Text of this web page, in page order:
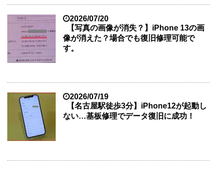
2026/07/20
【写真の画像が消失？】iPhone 13の画
像が消えた？場合でも復旧修理可能で
す。
2026/07/19
【名古屋駅徒歩3分】iPhone12が起動し
ない…基板修理でデータ復旧に成功！